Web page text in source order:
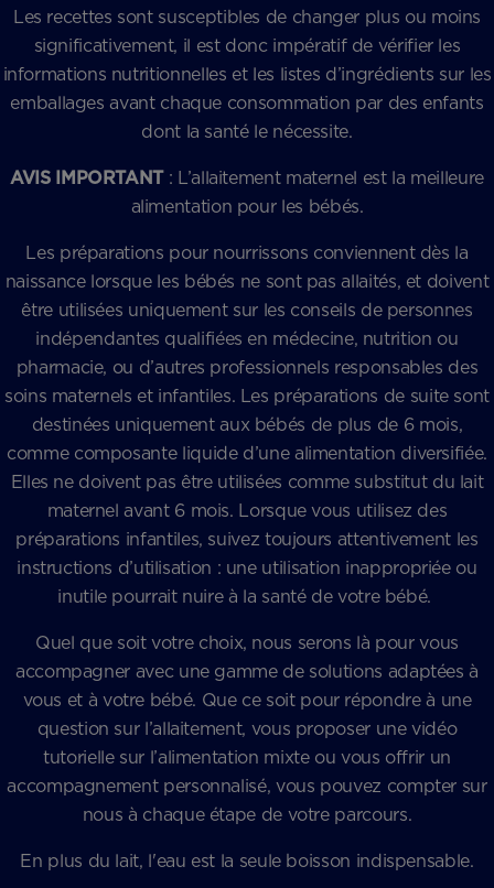
Les recettes sont susceptibles de changer plus ou moins
significativement, il est donc impératif de vérifier les
informations nutritionnelles et les listes d’ingrédients sur les
emballages avant chaque consommation par des enfants
dont la santé le nécessite.
AVIS IMPORTANT : L’allaitement maternel est la meilleure
alimentation pour les bébés.
Les préparations pour nourrissons conviennent dès la
naissance lorsque les bébés ne sont pas allaités, et doivent
être utilisées uniquement sur les conseils de personnes
indépendantes qualifiées en médecine, nutrition ou
pharmacie, ou d’autres professionnels responsables des
soins maternels et infantiles. Les préparations de suite sont
destinées uniquement aux bébés de plus de 6 mois,
comme composante liquide d’une alimentation diversifiée.
Elles ne doivent pas être utilisées comme substitut du lait
maternel avant 6 mois. Lorsque vous utilisez des
préparations infantiles, suivez toujours attentivement les
instructions d’utilisation : une utilisation inappropriée ou
inutile pourrait nuire à la santé de votre bébé.
Quel que soit votre choix, nous serons là pour vous
accompagner avec une gamme de solutions adaptées à
vous et à votre bébé. Que ce soit pour répondre à une
question sur l’allaitement, vous proposer une vidéo
tutorielle sur l’alimentation mixte ou vous offrir un
accompagnement personnalisé, vous pouvez compter sur
nous à chaque étape de votre parcours.
En plus du lait, l'eau est la seule boisson indispensable.